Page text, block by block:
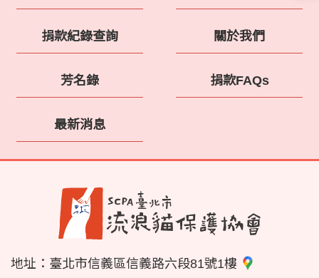
捐款紀錄查詢 關於我們
芳名錄 捐款FAQs
最新消息
地址： 臺北市信義區信義路六段81號1樓